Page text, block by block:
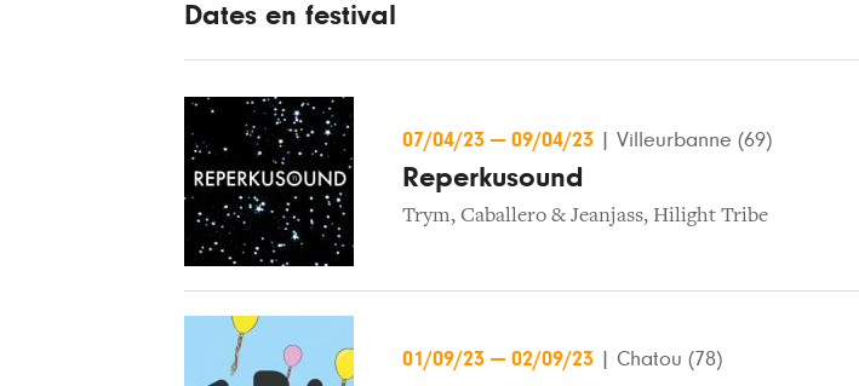
Dates en festival
07/04/23 — 09/04/23 Villeurbanne (69)
Reperkusound
Trym, Caballero & Jeanjass, Hilight Tribe
01/09/23 — 02/09/23 Chatou (78)